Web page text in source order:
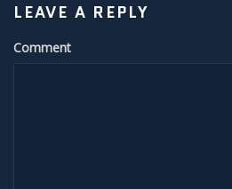
Sonnenunter und -aufgänge
Strahlenbüschel
LEAVE A REPLY
Comment